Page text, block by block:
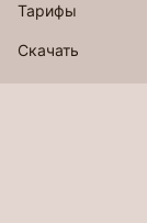
Тарифы
Скачать